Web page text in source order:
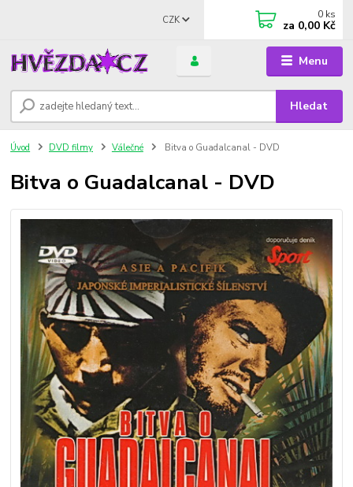
Menu
CZK
Hledat
0 ks
za 0,00 Kč
Úvod DVD filmy Válečné Bitva o Guadalcanal - DVD
Bitva o Guadalcanal - DVD